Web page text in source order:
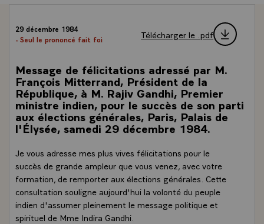
29 décembre 1984
- Seul le prononcé fait foi
Télécharger le .pdf
Message de félicitations adressé par M.
François Mitterrand, Président de la
République, à M. Rajiv Gandhi, Premier
ministre indien, pour le succès de son parti
aux élections générales, Paris, Palais de
l'Élysée, samedi 29 décembre 1984.
Je vous adresse mes plus vives félicitations pour le
succès de grande ampleur que vous venez, avec votre
formation, de remporter aux élections générales. Cette
consultation souligne aujourd'hui la volonté du peuple
indien d'assumer pleinement le message politique et
spirituel de Mme Indira Gandhi.